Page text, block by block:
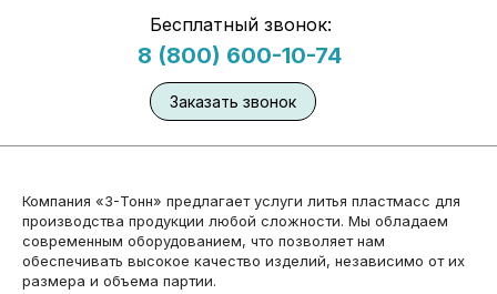
Бесплатный звонок:
8 (800) 600-10-74
Заказать звонок
Компания «3-Тонн» предлагает услуги литья пластмасс для
производства продукции любой сложности. Мы обладаем
современным оборудованием, что позволяет нам
обеспечивать высокое качество изделий, независимо от их
размера и объема партии.